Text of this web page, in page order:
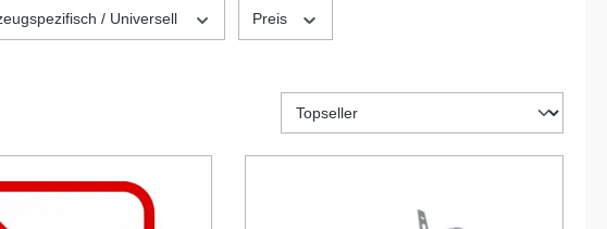
/ Universell Preis